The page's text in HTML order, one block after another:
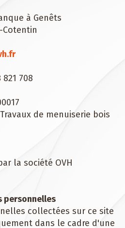
à Genêts
Cotentin
821 708
de menuiserie bois
la société OVH
personnelles
collectées sur ce site
dans le cadre d'une